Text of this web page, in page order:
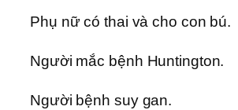
Phụ nữ có thai và cho con bú.
Người mắc bệnh Huntington.
Người bệnh suy gan.